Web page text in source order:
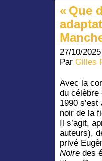
« Que
27/10/2025
Par Gilles
Avec la
du célèbre
1990
noir de la
Il s’agit,
auteurs),
privé
Noire des